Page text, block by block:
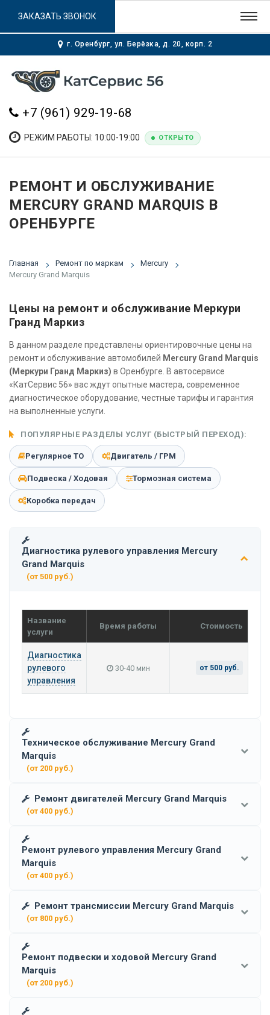
г. Оренбург, ул. Берёзка, д. 20, корп. 2
+7 (961) 929-19-68
РЕЖИМ РАБОТЫ: 10:00-19:00 ОТКРЫТО
ЗАКАЗАТЬ ЗВОНОК
РЕМОНТ И ОБСЛУЖИВАНИЕ
MERCURY GRAND MARQUIS В
ОРЕНБУРГЕ
Главная Ремонт по маркам
Mercury
Mercury Grand Marquis
Цены на ремонт и обслуживание Меркури
Гранд Маркиз
В данном разделе представлены ориентировочные цены на
ремонт и обслуживание автомобилей Mercury Grand Marquis
(Меркури Гранд Маркиз) в Оренбурге. В автосервисе
«КатСервис 56» вас ждут опытные мастера, современное
диагностическое оборудование, честные тарифы и гарантия
на выполненные услуги.
ПОПУЛЯРНЫЕ РАЗДЕЛЫ УСЛУГ (БЫСТРЫЙ ПЕРЕХОД):
Регулярное ТО Двигатель / ГРМ
Подвеска / Ходовая Тормозная система
Коробка передач
Диагностика рулевого управления Mercury
Grand Marquis
(от 500 руб.)
Название
услуги
Время работы Стоимость
Диагностика
рулевого
управления
30-40 мин от 500 руб.
Техническое обслуживание Mercury Grand
Marquis
(от 200 руб.)
Ремонт двигателей Mercury Grand Marquis
(от 400 руб.)
Ремонт рулевого управления Mercury Grand
Marquis
(от 400 руб.)
Ремонт трансмиссии Mercury Grand Marquis
(от 800 руб.)
Ремонт подвески и ходовой Mercury Grand
Marquis
(от 200 руб.)